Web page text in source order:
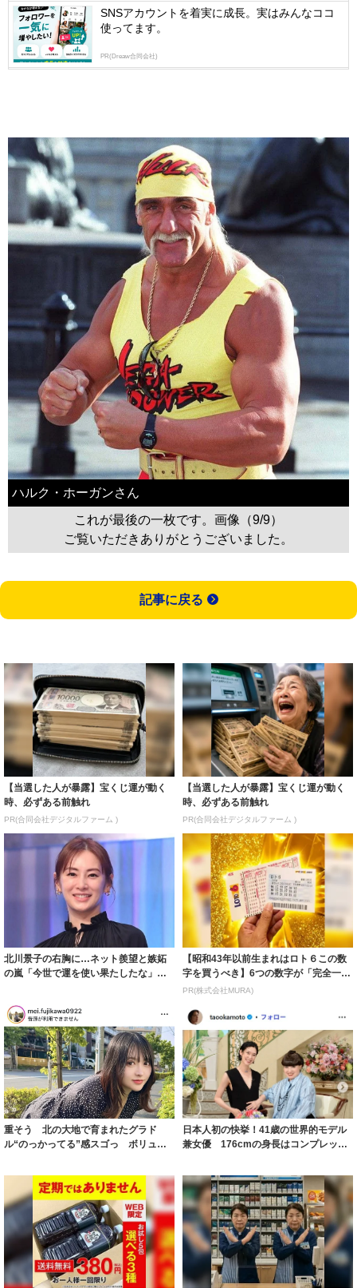
SNSアカウントを着実に成長。実はみんなココ
使ってます。
PR(Dreaw合同会社)
ハルク・ホーガンさん
これが最後の一枚です。画像（9/9）
ご覧いただきありがとうございました。
記事に戻る
【当選した人が暴露】宝くじ運が動く
時、必ずある前触れ
PR(合同会社デジタルファーム )
【当選した人が暴露】宝くじ運が動く
時、必ずある前触れ
PR(合同会社デジタルファーム )
北川景子の右胸に…ネット羨望と嫉妬
の嵐「今世で運を使い果たしたな」
【昭和43年以前生まれはロト６この数
字を買うべき】6つの数字が「完全一
致」する方...
PR(株式会社MURA)
重そう 北の大地で育まれたグラド
ル“のっかってる”感スゴっ ボリュー
日本人初の快挙！41歳の世界的モデル
兼女優 176cmの身長はコンプレック